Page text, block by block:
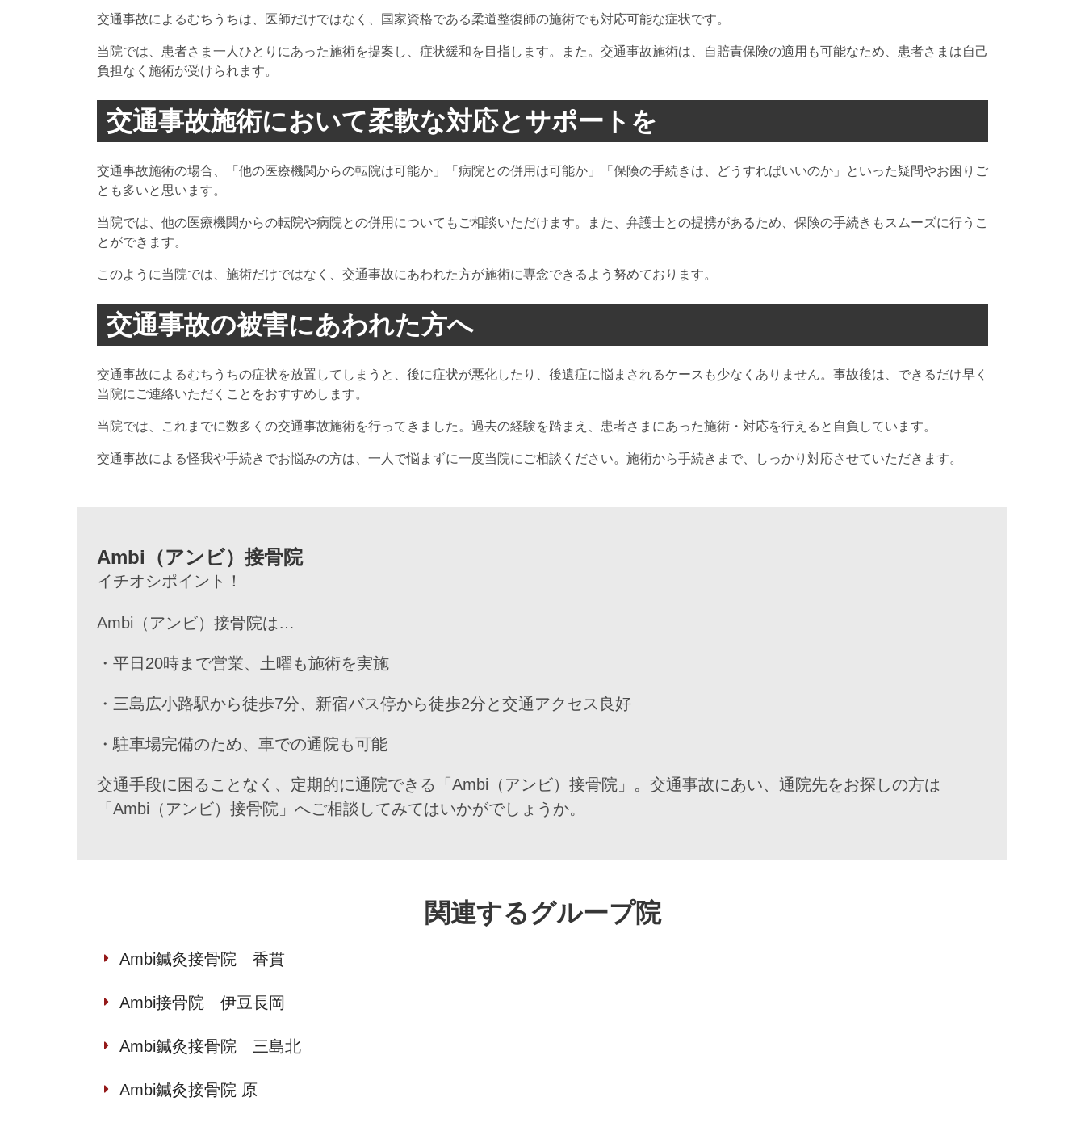
交通事故によるむちうちは、医師だけではなく、国家資格である柔道整復師の施術でも対応可能な症状です。
当院では、患者さま一人ひとりにあった施術を提案し、症状緩和を目指します。また。交通事故施術は、自賠責保険の適用も可能なため、患者さまは自己
負担なく施術が受けられます。
交通事故施術において柔軟な対応とサポートを
交通事故施術の場合、「他の医療機関からの転院は可能か」「病院との併用は可能か」「保険の手続きは、どうすればいいのか」といった疑問やお困りご
とも多いと思います。
当院では、他の医療機関からの転院や病院との併用についてもご相談いただけます。また、弁護士との提携があるため、保険の手続きもスムーズに行うこ
とができます。
このように当院では、施術だけではなく、交通事故にあわれた方が施術に専念できるよう努めております。
交通事故の被害にあわれた方へ
交通事故によるむちうちの症状を放置してしまうと、後に症状が悪化したり、後遺症に悩まされるケースも少なくありません。事故後は、できるだけ早く
当院にご連絡いただくことをおすすめします。
当院では、これまでに数多くの交通事故施術を行ってきました。過去の経験を踏まえ、患者さまにあった施術・対応を行えると自負しています。
交通事故による怪我や手続きでお悩みの方は、一人で悩まずに一度当院にご相談ください。施術から手続きまで、しっかり対応させていただきます。
Ambi（アンビ）接骨院
イチオシポイント！
Ambi（アンビ）接骨院は…
・平日20時まで営業、土曜も施術を実施
・三島広小路駅から徒歩7分、新宿バス停から徒歩2分と交通アクセス良好
・駐車場完備のため、車での通院も可能
交通手段に困ることなく、定期的に通院できる「Ambi（アンビ）接骨院」。交通事故にあい、通院先をお探しの方は
「Ambi（アンビ）接骨院」へご相談してみてはいかがでしょうか。
関連するグループ院
Ambi鍼灸接骨院 香貫
Ambi接骨院 伊豆長岡
Ambi鍼灸接骨院 三島北
Ambi鍼灸接骨院 原